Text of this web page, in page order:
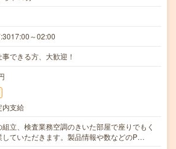
～02:00
できる方、大歓迎！
内支給
組立、検査業務空調のきいた部屋で座りでもく
していただきます。製品情報や数などのP…